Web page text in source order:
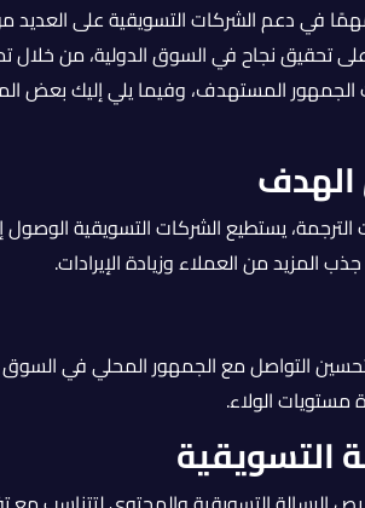
في دعم الشركات التسويقية على العديد
تحقيق نجاح في السوق الدولية، من خلال
الجمهور المستهدف، وفيما يلي إليك بعض
يستطيع الشركات التسويقية
المزيد من العملاء وزيادة الإيرادات.
التواصل مع الجمهور المحلي في السوق
مستويات الولاء.
التسويقية